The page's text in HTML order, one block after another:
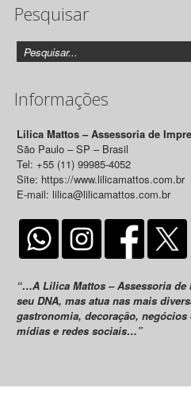
Releases
Pesquisar
Informações
Lilica Mattos – Assessoria de
São Paulo – SP – Brasil
Tel: +55 (11) 99985-4052
Site: https://www.lilicamattos.com.br
E-mail: lilica@lilicamattos.com.br
“…A Lilica Mattos – Assessoria de
seu DNA, mas atua nas mais
gastronomia, decoração,
mídias e redes sociais…”